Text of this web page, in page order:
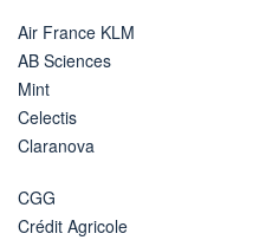
Air France KLM
AB Sciences
Mint
Celectis
Claranova
CGG
Crédit Agricole